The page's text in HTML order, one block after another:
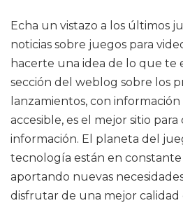
Echa un vistazo a los últimos
noticias sobre juegos para
hacerte una idea de lo que te
sección del weblog sobre los
lanzamientos, con
accesible, es el mejor sitio
información. El planeta del
tecnología están en constante
aportando nuevas
disfrutar de una mejor calidad